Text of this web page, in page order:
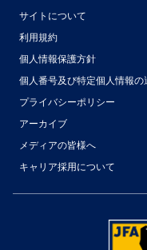
サイトについて
利用規約
個人情報保護方針
個人番号及び特定個人情報
プライバシーポリシー
アーカイブ
メディアの皆様へ
キャリア採用について